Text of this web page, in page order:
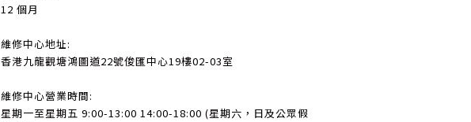
12 個月
維修中心地址:
香港九龍觀塘鴻圖道22號俊匯中心19樓02-03室
維修中心營業時間:
星期一至星期五 9:00-13:00 14:00-18:00 (星期六，日及公眾假